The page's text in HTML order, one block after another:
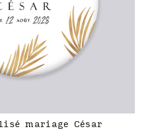
mariage César